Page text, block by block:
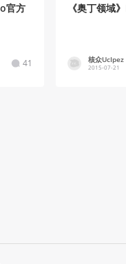
官方
41
《奥丁领域
核众UcIpez
2015-07-21